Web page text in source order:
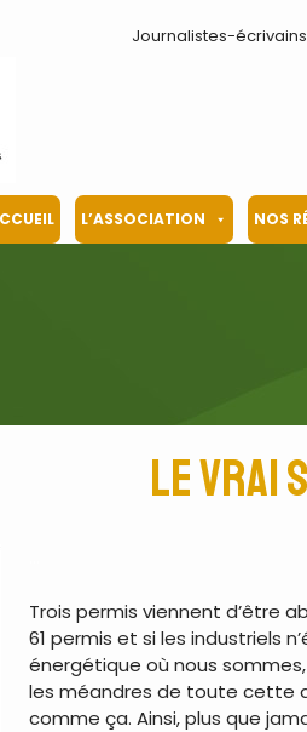
Journalistes-
L’ASSOCIATION NOS
Le vrai
Trois permis viennent d’être
61 permis et si les industriels
énergétique où nous
les méandres de toute cette
comme ça. Ainsi, plus que